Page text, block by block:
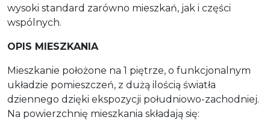
wysoki standard zarówno mieszkań, jak i części
wspólnych.
OPIS MIESZKANIA
Mieszkanie położone na 1 piętrze, o funkcjonalnym
układzie pomieszczeń, z dużą ilością światła
dziennego dzięki ekspozycji południowo-zachodniej.
Na powierzchnię mieszkania składają się: